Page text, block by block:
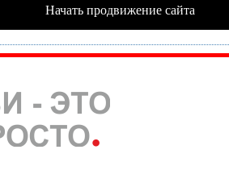
Начать продвижение сайта